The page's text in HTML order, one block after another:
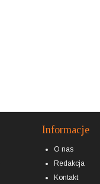
Informacje
O nas
Redakcja
Kontakt